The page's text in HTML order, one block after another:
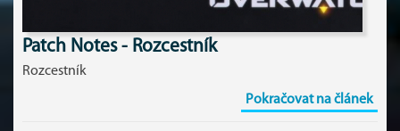
Patch Notes - Rozcestník
Rozcestník
Pokračovat na článek